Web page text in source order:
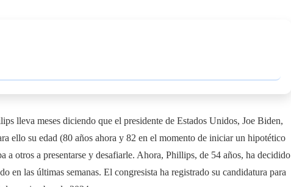
lleva meses diciendo que el presidente de Estados Unidos, Joe Biden,
ello su edad (80 años ahora y 82 en el momento de iniciar un hipotético
a otros a presentarse y desafiarle. Ahora, Phillips, de 54 años, ha decidido
en las últimas semanas. El congresista ha registrado su candidatura para